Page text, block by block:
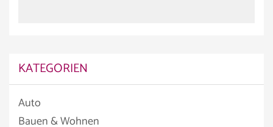
KATEGORIEN
Auto
Bauen & Wohnen